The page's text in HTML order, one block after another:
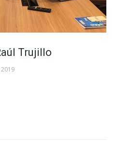
Trujillo
2019